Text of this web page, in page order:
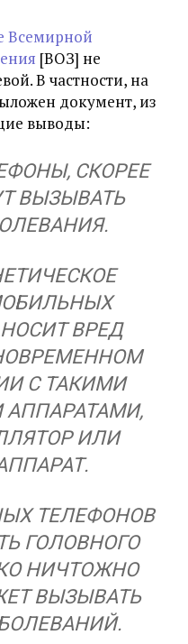
Всемирной
[ВОЗ] не
В частности, на
документ, из
выводы:
СКОРЕЕ
ВЫЗЫВАТЬ
ВРЕД
С ТАКИМИ
ИЛИ
ТЕЛЕФОНОВ
ГОЛОВНОГО
НИЧТОЖНО
ВЫЗЫВАТЬ